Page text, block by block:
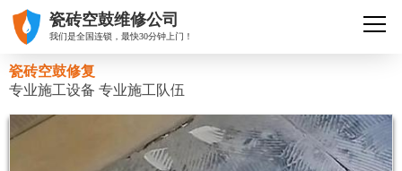
瓷砖空鼓维修公司
我们是全国连锁，最快30分钟上门！
瓷砖空鼓修复
专业施工设备 专业施工队伍